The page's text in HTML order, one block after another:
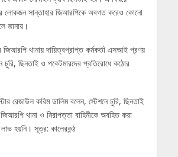
লোকজন সান্তাহার জিআরপিকে অবগত করেও কোনো
জানায়।
জিআরপি থানায় দায়িত্বপ্রাপ্ত কর্মকর্তা এসআই প্রণয়
ছিনতাই ও পকেটমারদের প্রতিরোধে কঠোর
রেজাউল করিম ডালিম বলেন, স্টেশনে চুরি, ছিনতাই
থানা ও নিরাপত্তা বাহিনীকে অবহিত করা
হয়নি। সূত্র: কালেরকন্ঠ